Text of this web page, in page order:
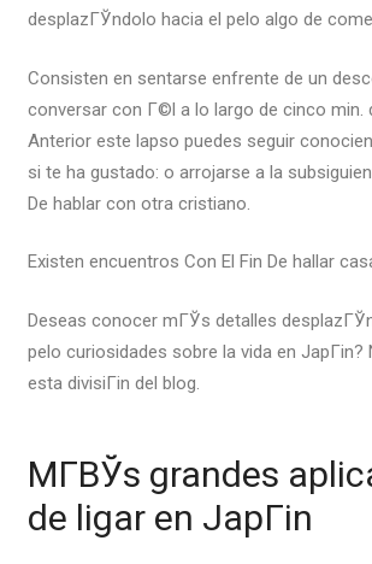
desplazГЎndolo hacia el pelo algo de
Consisten en sentarse enfrente de un
conversar con Г©l a lo largo de cinco min.
Anterior este lapso puedes seguir
si te ha gustado: o arrojarse a la
De hablar con otra cristiano.
Existen encuentros Con El Fin De hallar
Deseas conocer mГЎs detalles
pelo curiosidades sobre la vida en JapГіn?
esta divisiГіn del blog.
MГ­ВЎs grandes
de ligar en JapГіn